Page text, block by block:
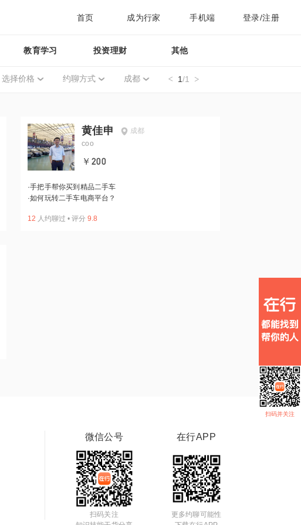
首页 成为行家 手机端 登录/注册
教育学习 投资理财 其他
选择价格 约聊方式 成都 1/1
黄佳申
成都
coo
￥200
·手把手帮你买到精品二手车
·如何玩转二手车电商平台？
12 人约聊过 • 评分 9.8
扫码并关注
微信公号
扫码关注
在行APP
更多约聊可能性